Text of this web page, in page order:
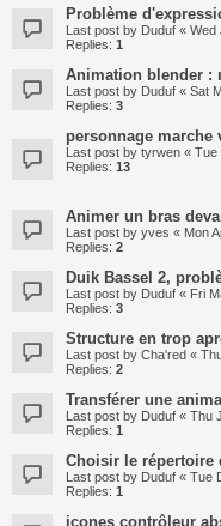
Problème
Last post by Duduf « Wed
Replies: 1
Animation blender :
Last post by Duduf « Sat
Replies: 3
personnage marche
Last post by tyrwen « Tue
Replies: 13
Animer un bras
Last post by yves « Mon
Replies: 2
Duik Bassel 2,
Last post by Duduf « Fri
Replies: 3
Structure en trop
Last post by Cha'red «
Replies: 2
Transférer une
Last post by Duduf « Thu
Replies: 1
Choisir le répertoire
Last post by Duduf « Tue
Replies: 1
icones contrôleur